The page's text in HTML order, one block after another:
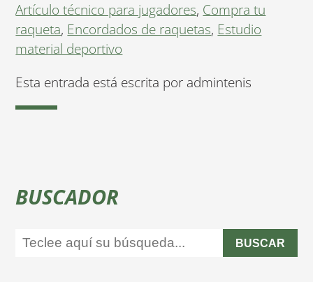
Artículo técnico para jugadores, Compra tu
raqueta, Encordados de raquetas, Estudio
material deportivo
Esta entrada está escrita por admintenis
BUSCADOR
BUSCAR